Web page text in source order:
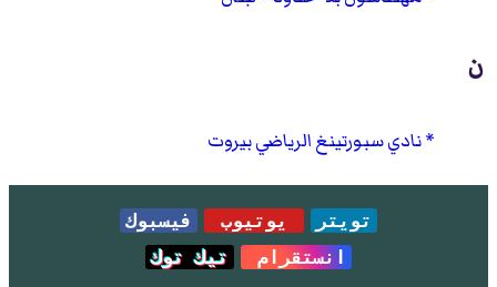
ن
نادي سبورتينغ الرياضي بيروت
تويتر يوتيوب
فيسبوك
انستقرام
تيك توك